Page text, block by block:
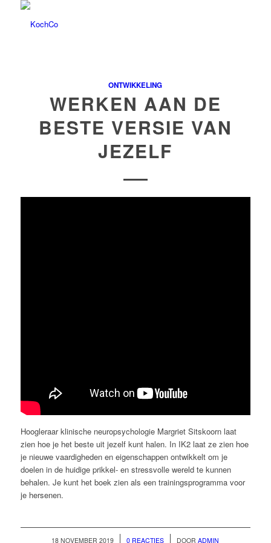
ONTWIKKELING
WERKEN AAN DE
BESTE VERSIE VAN
JEZELF
Hoogleraar klinische neuropsychologie Margriet Sitskoorn laat
zien hoe je het beste uit jezelf kunt halen. In IK2 laat ze zien hoe
je nieuwe vaardigheden en eigenschappen ontwikkelt om je
doelen in de huidige prikkel- en stressvolle wereld te kunnen
behalen. Je kunt het boek zien als een trainingsprogramma voor
je hersenen.
18 NOVEMBER 2019
/ 0 REACTIES
/ DOORADMIN